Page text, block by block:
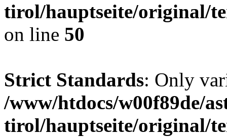
tirol/hauptseite/original/
on line 50
Strict Standards: Only
/www/htdocs/w00f89de/
tirol/hauptseite/original/